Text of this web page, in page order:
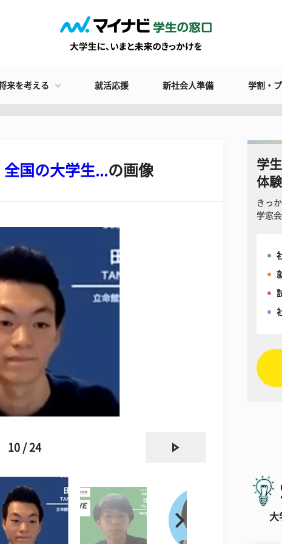
来を考える 就活応援 新社会人準備 学割・
国の大学生...の画像
10 / 24
学
体
きっ
学窓
大